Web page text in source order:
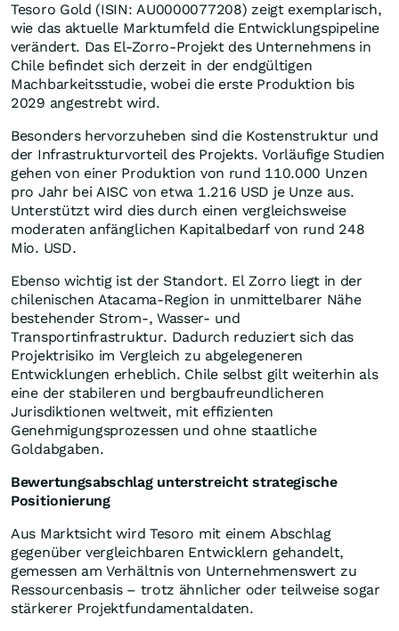
Tesoro Gold (ISIN: AU0000077208) zeigt exemplarisch,
wie das aktuelle Marktumfeld die Entwicklungspipeline
verändert. Das El-Zorro-Projekt des Unternehmens in
Chile befindet sich derzeit in der endgültigen
Machbarkeitsstudie, wobei die erste Produktion bis
2029 angestrebt wird.
Besonders hervorzuheben sind die Kostenstruktur und
der Infrastrukturvorteil des Projekts. Vorläufige Studien
gehen von einer Produktion von rund 110.000 Unzen
pro Jahr bei AISC von etwa 1.216 USD je Unze aus.
Unterstützt wird dies durch einen vergleichsweise
moderaten anfänglichen Kapitalbedarf von rund 248
Mio. USD.
Ebenso wichtig ist der Standort. El Zorro liegt in der
chilenischen Atacama-Region in unmittelbarer Nähe
bestehender Strom-, Wasser- und
Transportinfrastruktur. Dadurch reduziert sich das
Projektrisiko im Vergleich zu abgelegeneren
Entwicklungen erheblich. Chile selbst gilt weiterhin als
eine der stabileren und bergbaufreundlicheren
Jurisdiktionen weltweit, mit effizienten
Genehmigungsprozessen und ohne staatliche
Goldabgaben.
Bewertungsabschlag unterstreicht strategische
Positionierung
Aus Marktsicht wird Tesoro mit einem Abschlag
gegenüber vergleichbaren Entwicklern gehandelt,
gemessen am Verhältnis von Unternehmenswert zu
Ressourcenbasis – trotz ähnlicher oder teilweise sogar
stärkerer Projektfundamentaldaten.